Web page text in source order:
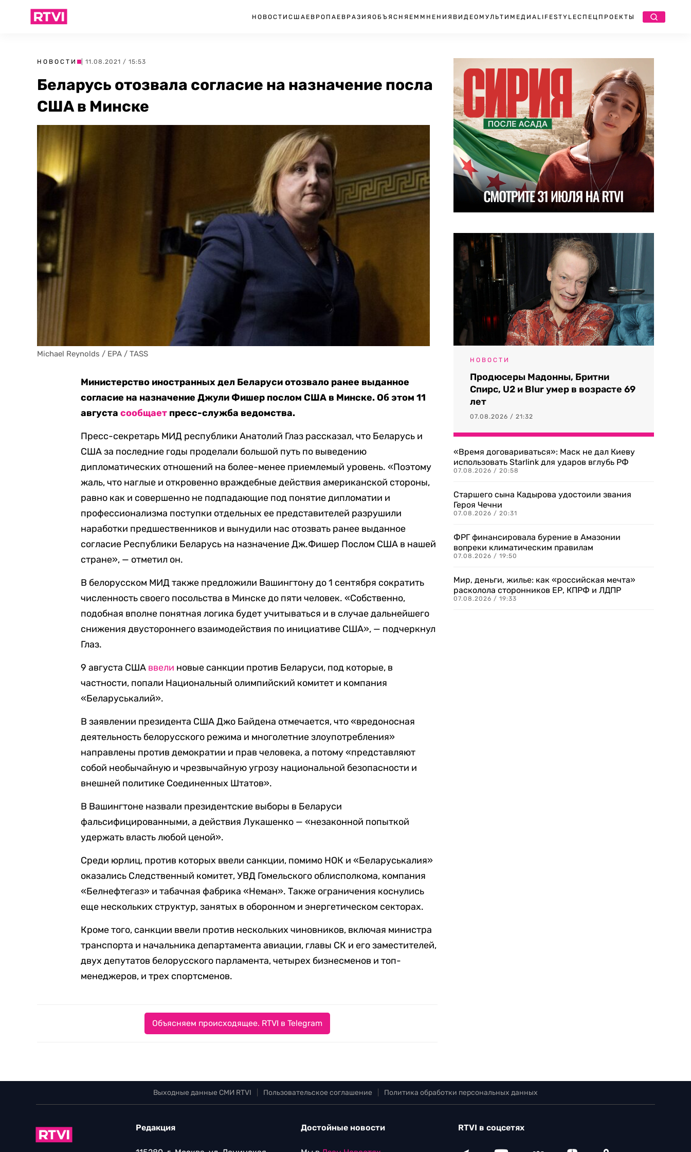
НОВОСТИ США ЕВРОПА ЕВРАЗИЯ ОБЪЯСНЯЕМ МНЕНИЯ ВИДЕО МУЛЬТИМЕДИА LIFESTYLEСПЕЦПРОЕКТЫ
НОВОСТИ | 11.08.2021 / 15:53
Беларусь отозвала согласие на назначение посла
США в Минске
Michael Reynolds / EPA / TASS
Министерство иностранных дел Беларуси отозвало ранее выданное
согласие на назначение Джули Фишер послом США в Минске. Об этом 11
августасообщает пресс-служба ведомства.
Пресс-секретарь МИД республики Анатолий Глаз рассказал, что Беларусь и
США за последние годы проделали большой путь по выведению
дипломатических отношений на более-менее приемлемый уровень. «Поэтому
жаль, что наглые и откровенно враждебные действия американской стороны,
равно как и совершенно не подпадающие под понятие дипломатии и
профессионализма поступки отдельных ее представителей разрушили
наработки предшественников и вынудили нас отозвать ранее выданное
согласие Республики Беларусь на назначение Дж.Фишер Послом США в нашей
стране», — отметил он.
В белорусском МИД также предложили Вашингтону до 1 сентября сократить
численность своего посольства в Минске до пяти человек. «Собственно,
подобная вполне понятная логика будет учитываться и в случае дальнейшего
снижения двустороннего взаимодействия по инициативе США», — подчеркнул
Глаз.
9 августа США ввели новые санкции против Беларуси, под которые, в
частности, попали Национальный олимпийский комитет и компания
«Беларуськалий».
В заявлении президента США Джо Байдена отмечается, что «вредоносная
деятельность белорусского режима и многолетние злоупотребления»
направлены против демократии и прав человека, а потому «представляют
собой необычайную и чрезвычайную угрозу национальной безопасности и
внешней политике Соединенных Штатов».
В Вашингтоне назвали президентские выборы в Беларуси
фальсифицированными, а действия Лукашенко — «незаконной попыткой
удержать власть любой ценой».
Среди юрлиц, против которых ввели санкции, помимо НОК и «Беларуськалия»
оказались Следственный комитет, УВД Гомельского облисполкома, компания
«Белнефтегаз» и табачная фабрика «Неман». Также ограничения коснулись
еще нескольких структур, занятых в оборонном и энергетическом секторах.
Кроме того, санкции ввели против нескольких чиновников, включая министра
транспорта и начальника департамента авиации, главы СК и его заместителей,
двух депутатов белорусского парламента, четырех бизнесменов и топ-
менеджеров, и трех спортсменов.
Объясняем происходящее. RTVI в Telegram
НОВОСТИ
Продюсеры Мадонны, Бритни
Спирс, U2 и Blur умер в возрасте 69
лет
07.08.2026 / 21:32
«Время договариваться»: Маск не дал Киеву
использовать Starlink для ударов вглубь РФ
07.08.2026 / 20:58
Старшего сына Кадырова удостоили звания
Героя Чечни
07.08.2026 / 20:31
ФРГ финансировала бурение в Амазонии
вопреки климатическим правилам
07.08.2026 / 19:50
Мир, деньги, жилье: как «российская мечта»
расколола сторонников ЕР, КПРФ и ЛДПР
07.08.2026 / 19:33
Выходные данные СМИ RTVI Пользовательское соглашение Политика обработки персональных данных
Редакция Достойные новости RTVI в соцсетях